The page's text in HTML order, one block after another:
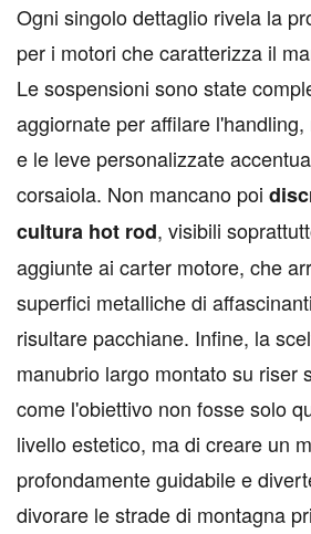
Ogni singolo dettaglio rivela la
per i motori che caratterizza il
Le sospensioni sono state
aggiornate per affilare
e le leve personalizzate
corsaiola. Non mancano poi
cultura hot rod, visibili
aggiunte ai carter motore, che
superfici metalliche di
risultare pacchiane. Infine, la
manubrio largo montato su riser
come l'obiettivo non fosse solo
livello estetico, ma di creare un
profondamente guidabile e
divorare le strade di montagna